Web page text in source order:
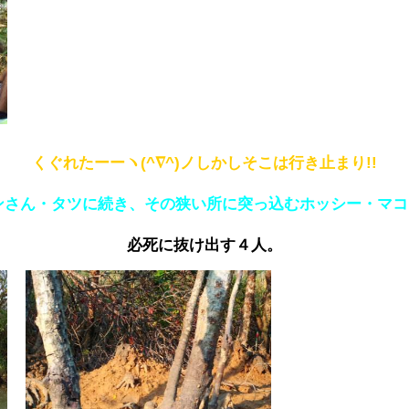
くぐれたーーヽ(^∇^)ノしかしそこは行き止まり!!
さん・タツに続き、その狭い所に突っ込むホッシー・マ
必死に抜け出す４人。